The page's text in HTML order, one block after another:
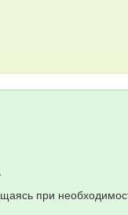
при